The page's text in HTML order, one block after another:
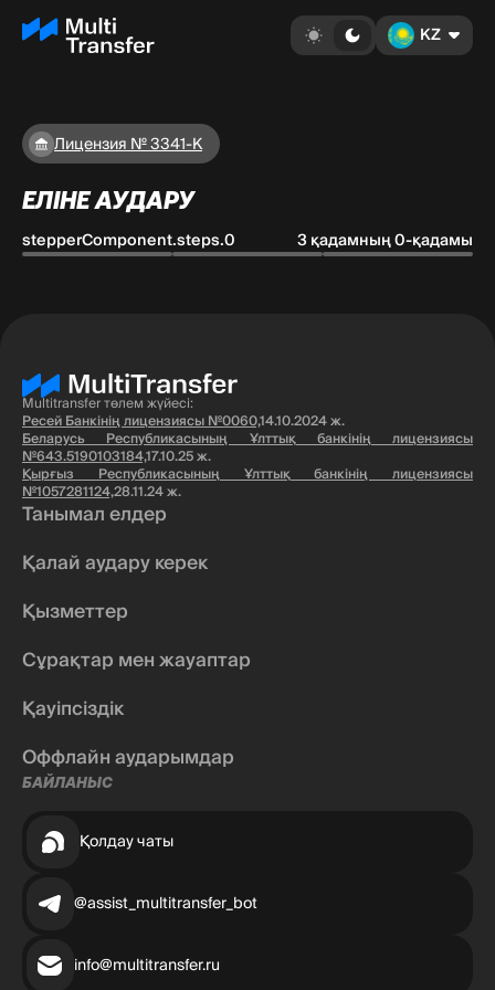
KZ
Лицензия № 3341-К
ЕЛІНЕ АУДАРУ
stepperComponent.steps.0 3 қадамның 0-қадамы
Multitransfer төлем жүйесі:
Ресей Банкінің лицензиясы №0060,14.10.2024 ж.
Беларусь Республикасының Ұлттық банкінің лицензиясы
№643.5190103184,17.10.25 ж.
Қырғыз Республикасының Ұлттық банкінің лицензиясы
№1057281124,28.11.24 ж.
Танымал елдер
Қалай аудару керек
Қызметтер
Сұрақтар мен жауаптар
Қауіпсіздік
Оффлайн аударымдар
БАЙЛАНЫС
Қолдау чаты
@assist_multitransfer_bot
info@multitransfer.ru